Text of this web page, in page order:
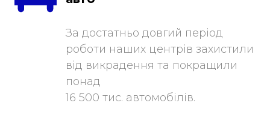
За достатньо довгий період
роботи наших центрів захистили
від викрадення та покращили
понад
16 500 тис. автомобілів.